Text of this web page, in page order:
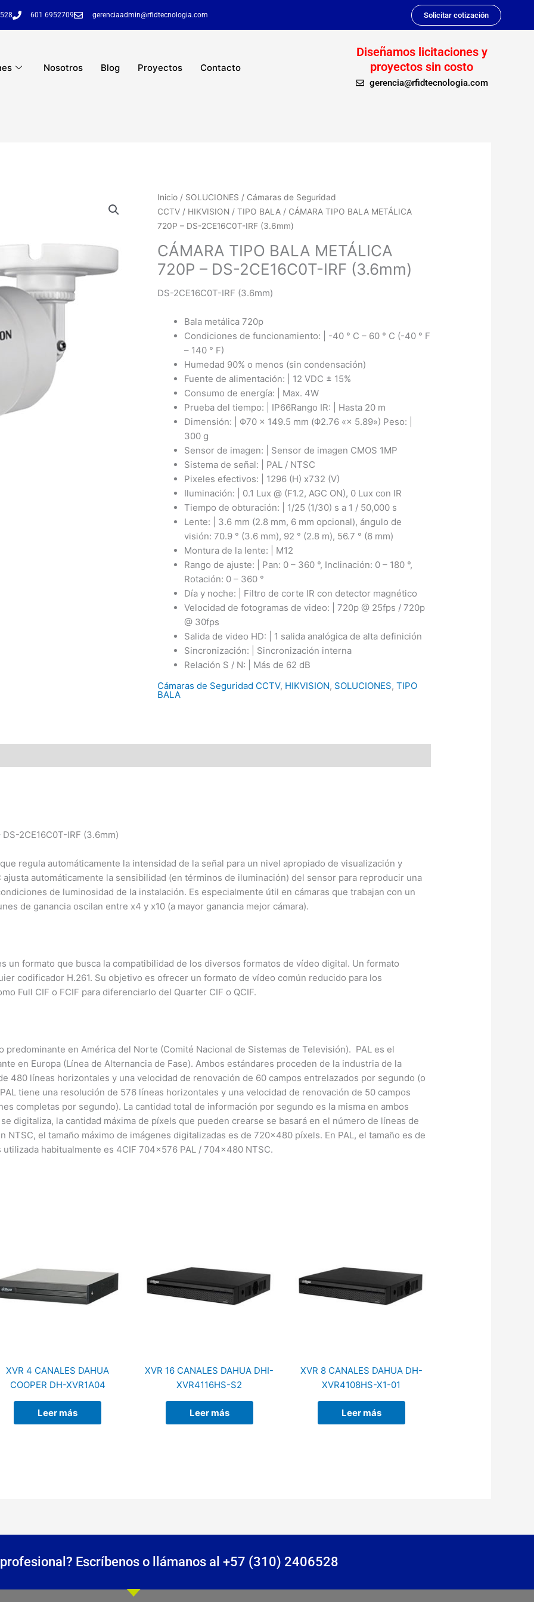
601 6952709 gerenciaadmin@rfidtecnologia.com Solicitar cotización
Nosotros Blog Proyectos Contacto
Diseñamos licitaciones y
proyectos sin costo
gerencia@rfidtecnologia.com
Inicio / SOLUCIONES / Cámaras de Seguridad
CCTV / HIKVISION / TIPO BALA / CÁMARA TIPO BALA METÁLICA
720P – DS-2CE16C0T-IRF (3.6mm)
CÁMARA TIPO BALA METÁLICA
720P – DS-2CE16C0T-IRF (3.6mm)
DS-2CE16C0T-IRF (3.6mm)
Bala metálica 720p
Condiciones de funcionamiento: | -40 ° C – 60 ° C (-40 ° F
– 140 ° F)
Humedad 90% o menos (sin condensación)
Fuente de alimentación: | 12 VDC ± 15%
Consumo de energía: | Max. 4W
Prueba del tiempo: | IP66Rango IR: | Hasta 20 m
Dimensión: | Φ70 × 149.5 mm (Φ2.76 «× 5.89») Peso: |
300 g
Sensor de imagen: | Sensor de imagen CMOS 1MP
Sistema de señal: | PAL / NTSC
Pixeles efectivos: | 1296 (H) x732 (V)
Iluminación: | 0.1 Lux @ (F1.2, AGC ON), 0 Lux con IR
Tiempo de obturación: | 1/25 (1/30) s a 1 / 50,000 s
Lente: | 3.6 mm (2.8 mm, 6 mm opcional), ángulo de
visión: 70.9 ° (3.6 mm), 92 ° (2.8 m), 56.7 ° (6 mm)
Montura de la lente: | M12
Rango de ajuste: | Pan: 0 – 360 °, Inclinación: 0 – 180 °,
Rotación: 0 – 360 °
Día y noche: | Filtro de corte IR con detector magnético
Velocidad de fotogramas de video: | 720p @ 25fps / 720p
@ 30fps
Salida de video HD: | 1 salida analógica de alta definición
Sincronización: | Sincronización interna
Relación S / N: | Más de 62 dB
Cámaras de Seguridad CCTV, HIKVISION, SOLUCIONES, TIPO
BALA
DS-2CE16C0T-IRF (3.6mm)
regula automáticamente la intensidad de la señal para un nivel apropiado de visualización y
ajusta automáticamente la sensibilidad (en términos de iluminación) del sensor para reproducir una
de luminosidad de la instalación. Es especialmente útil en cámaras que trabajan con un
de ganancia oscilan entre x4 y x10 (a mayor ganancia mejor cámara).
un formato que busca la compatibilidad de los diversos formatos de vídeo digital. Un formato
codificador H.261. Su objetivo es ofrecer un formato de vídeo común reducido para los
Full CIF o FCIF para diferenciarlo del Quarter CIF o QCIF.
predominante en América del Norte (Comité Nacional de Sistemas de Televisión). PAL es el
en Europa (Línea de Alternancia de Fase). Ambos estándares proceden de la industria de la
480 líneas horizontales y una velocidad de renovación de 60 campos entrelazados por segundo (o
tiene una resolución de 576 líneas horizontales y una velocidad de renovación de 50 campos
completas por segundo). La cantidad total de información por segundo es la misma en ambos
digitaliza, la cantidad máxima de píxels que pueden crearse se basará en el número de líneas de
NTSC, el tamaño máximo de imágenes digitalizadas es de 720×480 píxels. En PAL, el tamaño es de
habitualmente es 4CIF 704×576 PAL / 704×480 NTSC.
XVR 4 CANALES DAHUA
COOPER DH-XVR1A04
Leer más
XVR 16 CANALES DAHUA DHI-
XVR4116HS-S2
Leer más
XVR 8 CANALES DAHUA DH-
XVR4108HS-X1-01
Leer más
Escríbenos o llámanos al +57 (310) 2406528